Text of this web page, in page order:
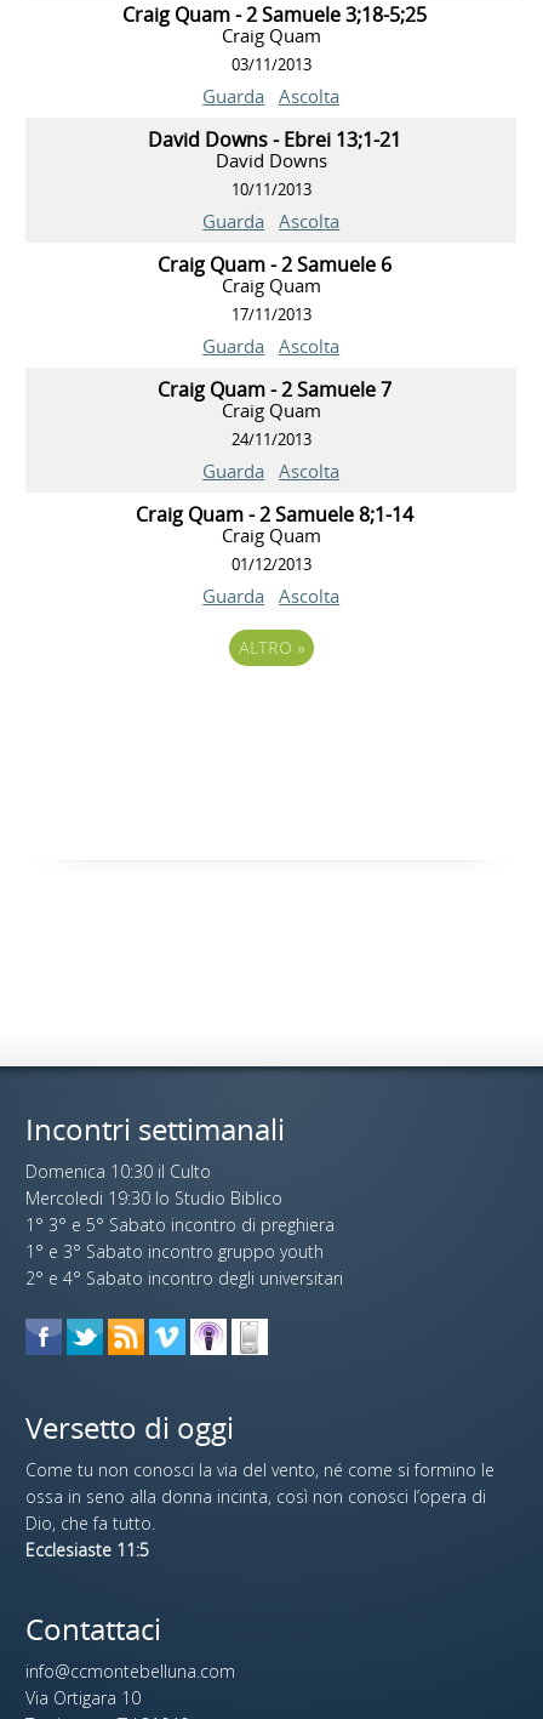
Craig Quam - 2 Samuele 3;18-5;25
Craig Quam
03/11/2013
Guarda Ascolta
David Downs - Ebrei 13;1-21
David Downs
10/11/2013
Guarda Ascolta
Craig Quam - 2 Samuele 6
Craig Quam
17/11/2013
Guarda Ascolta
Craig Quam - 2 Samuele 7
Craig Quam
24/11/2013
Guarda Ascolta
Craig Quam - 2 Samuele 8;1-14
Craig Quam
01/12/2013
Guarda Ascolta
ALTRO »
Incontri settimanali
Domenica 10:30 il Culto
Mercoledi 19:30 lo Studio Biblico
1° 3° e 5° Sabato incontro di preghiera
1° e 3° Sabato incontro gruppo youth
2° e 4° Sabato incontro degli universitari
Versetto di oggi
Come tu non conosci la via del vento, né come si formino le
ossa in seno alla donna incinta, così non conosci l’opera di
Dio, che fa tutto.
Ecclesiaste 11:5
Contattaci
info@ccmontebelluna.com
Via Ortigara 10